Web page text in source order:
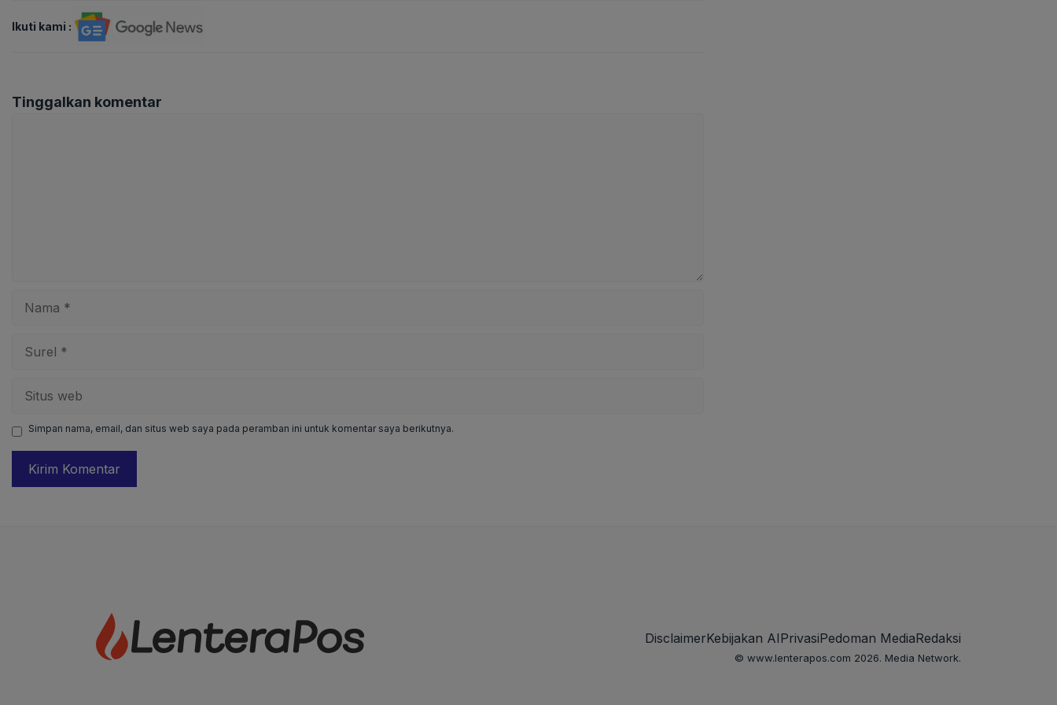
Ikuti kami :
Tinggalkan komentar
Simpan nama, email, dan situs web saya pada peramban ini untuk komentar saya berikutnya.
DisclaimerKebijakan AIPrivasiPedoman MediaRedaksi
© www.lenterapos.com 2026. Media Network.